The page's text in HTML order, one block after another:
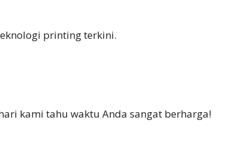
printing terkini.
kami tahu waktu Anda sangat berharga!